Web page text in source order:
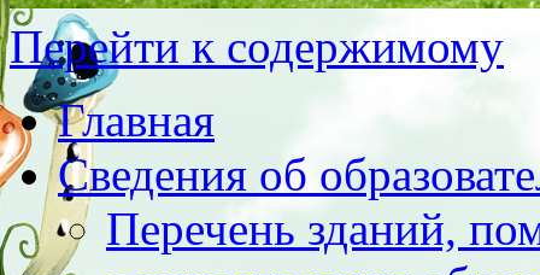
Перейти к содержимому
Главная
Сведения об
Перечень зданий,